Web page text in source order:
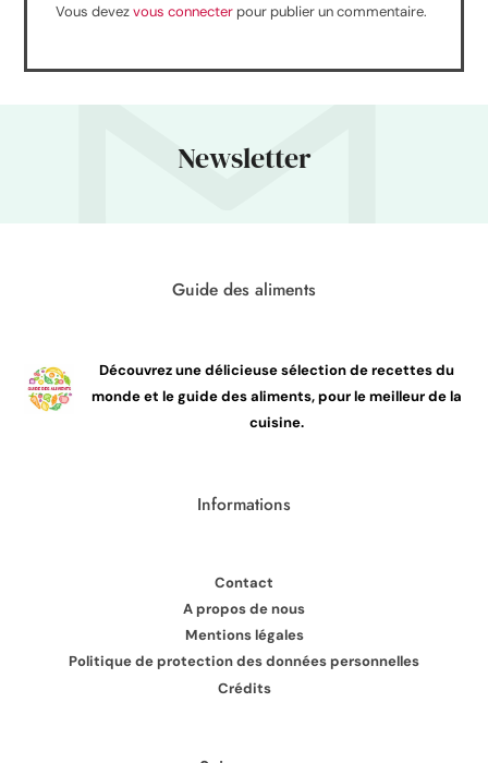
Vous devezvous connecter pour publier un commentaire.
Newsletter
Guide des aliments
Découvrez une délicieuse sélection de recettes du
monde et le guide des aliments, pour le meilleur de la
cuisine.
Informations
Contact
A propos de nous
Mentions légales
Politique de protection des données personnelles
Crédits